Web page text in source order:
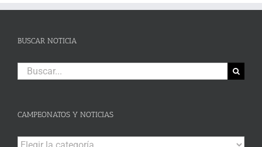
BUSCAR NOTICIA
Buscar:
CAMPEONATOS Y NOTICIAS
Campeonatos